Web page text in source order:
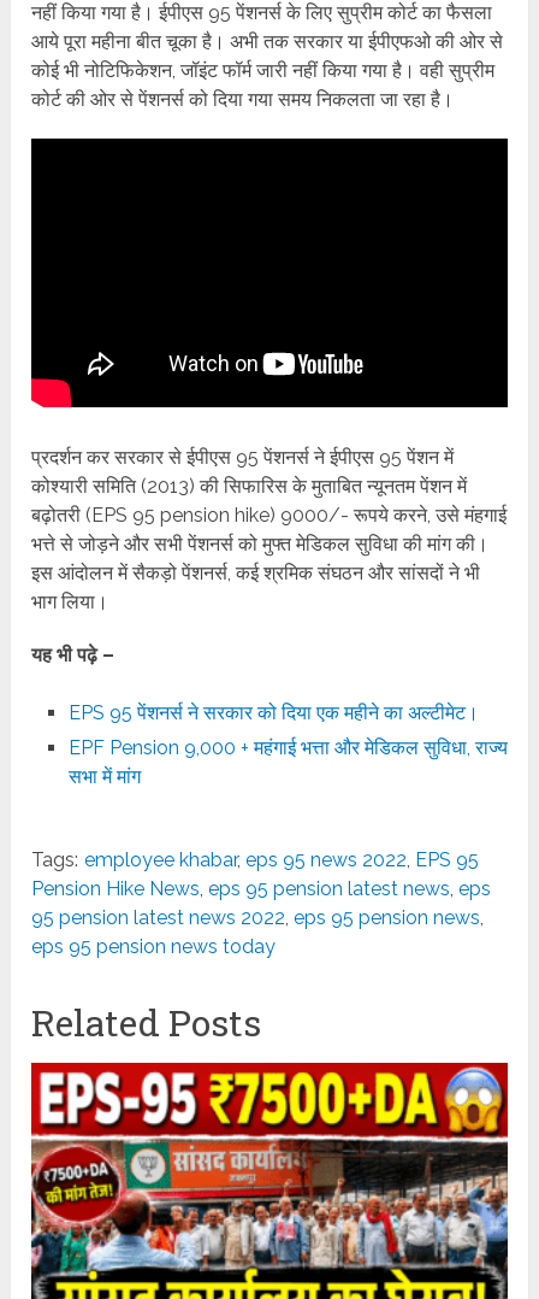
नहीं किया गया है। ईपीएस 95 पेंशनर्स के लिए सुप्रीम कोर्ट का फैसला
आये पूरा महीना बीत चूका है। अभी तक सरकार या ईपीएफओ की ओर से
कोई भी नोटिफिकेशन, जॉइंट फॉर्म जारी नहीं किया गया है। वही सुप्रीम
कोर्ट की ओर से पेंशनर्स को दिया गया समय निकलता जा रहा है।
प्रदर्शन कर सरकार से ईपीएस 95 पेंशनर्स ने ईपीएस 95 पेंशन में
कोश्यारी समिति (2013) की सिफारिस के मुताबित न्यूनतम पेंशन में
बढ़ोतरी (EPS 95 pension hike) 9000/- रूपये करने, उसे मंहगाई
भत्ते से जोड़ने और सभी पेंशनर्स को मुफ्त मेडिकल सुविधा की मांग की।
इस आंदोलन में सैकड़ो पेंशनर्स, कई श्रमिक संघठन और सांसदों ने भी
भाग लिया।
यह भी पढ़े –
EPS 95 पेंशनर्स ने सरकार को दिया एक महीने का अल्टीमेट।
EPF Pension 9,000 + महंगाई भत्ता और मेडिकल सुविधा, राज्य
सभा में मांग
Tags: employee khabar,eps 95 news 2022, EPS 95
Pension Hike News,eps 95 pension latest news,eps
95 pension latest news 2022,eps 95 pension news,
eps 95 pension news today
Related Posts